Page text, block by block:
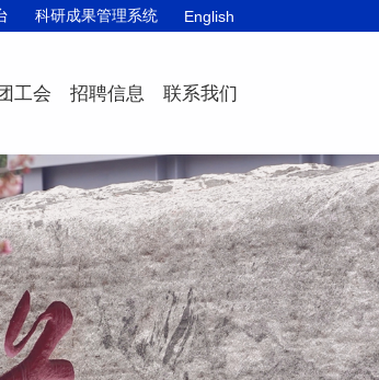
科研成果管理系统 English
工会 招聘信息 联系我们